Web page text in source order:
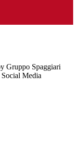
Gruppo Spaggiari
Media